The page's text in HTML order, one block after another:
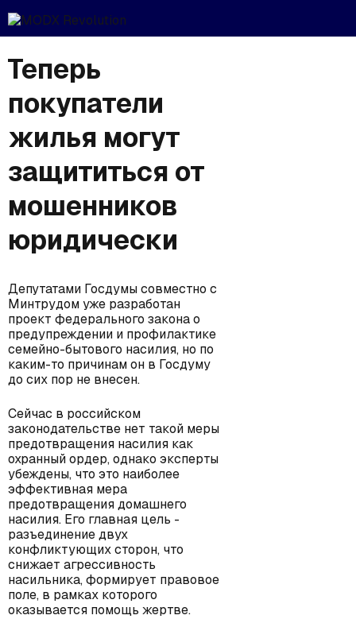
Теперь
покупатели
жилья могут
защититься от
мошенников
юридически
Депутатами Госдумы совместно с
Минтрудом уже разработан
проект федерального закона о
предупреждении и профилактике
семейно-бытового насилия, но по
каким-то причинам он в Госдуму
до сих пор не внесен.
Сейчас в российском
законодательстве нет такой меры
предотвращения насилия как
охранный ордер, однако эксперты
убеждены, что это наиболее
эффективная мера
предотвращения домашнего
насилия. Его главная цель -
разъединение двух
конфликтующих сторон, что
снижает агрессивность
насильника, формирует правовое
поле, в рамках которого
оказывается помощь жертве.